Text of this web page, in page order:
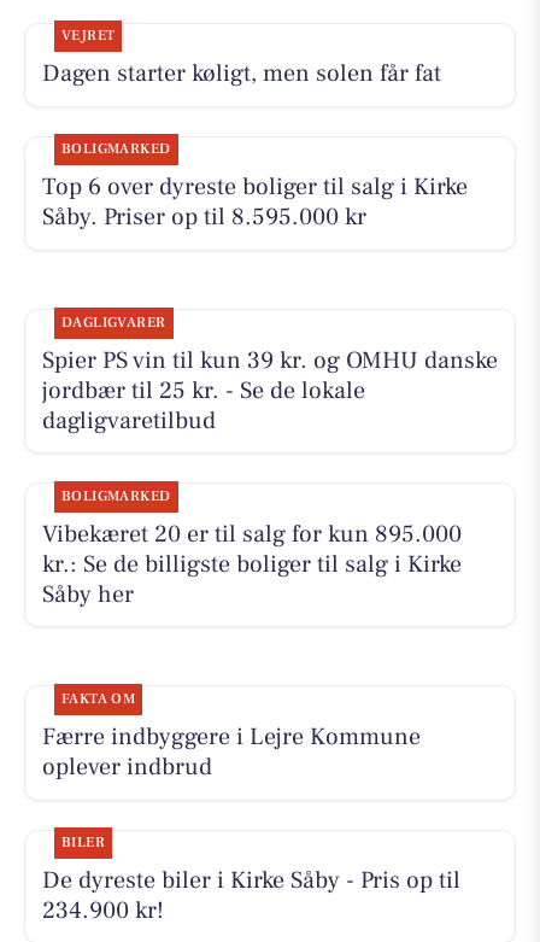
VEJRET
Dagen starter køligt, men solen får fat
BOLIGMARKED
Top 6 over dyreste boliger til salg i Kirke
Såby. Priser op til 8.595.000 kr
DAGLIGVARER
Spier PS vin til kun 39 kr. og OMHU danske
jordbær til 25 kr. - Se de lokale
dagligvaretilbud
BOLIGMARKED
Vibekæret 20 er til salg for kun 895.000
kr.: Se de billigste boliger til salg i Kirke
Såby her
FAKTA OM
Færre indbyggere i Lejre Kommune
oplever indbrud
BILER
De dyreste biler i Kirke Såby - Pris op til
234.900 kr!